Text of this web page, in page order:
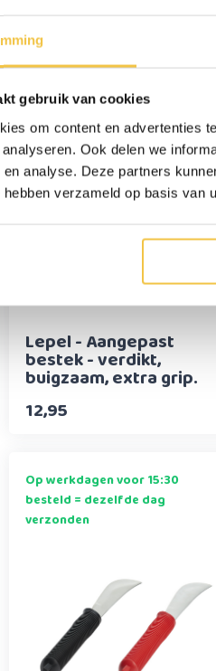
gebruik van cookies
om content en advertenties
Ook delen we
analyse. Deze partners
verzameld op basis van
39,95
besteld = dezelfde dag
verzonden
Lepel - Aangepast
bestek - verdikt,
buigzaam, extra grip.
12,95
Op werkdagen voor 15:30
besteld = dezelfde dag
verzonden